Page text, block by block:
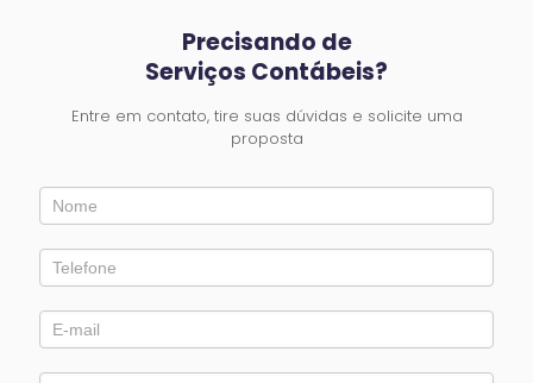
Precisando de
Serviços Contábeis?
Entre em contato, tire suas dúvidas e solicite uma
proposta
Entre
em